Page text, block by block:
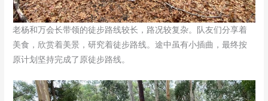
老杨和万会长带领的徒步路线较长，路况较复杂。队友们分享着
美食，欣赏着美景，研究着徒步路线。途中虽有小插曲，最终按
原计划坚持完成了原徒步路线。